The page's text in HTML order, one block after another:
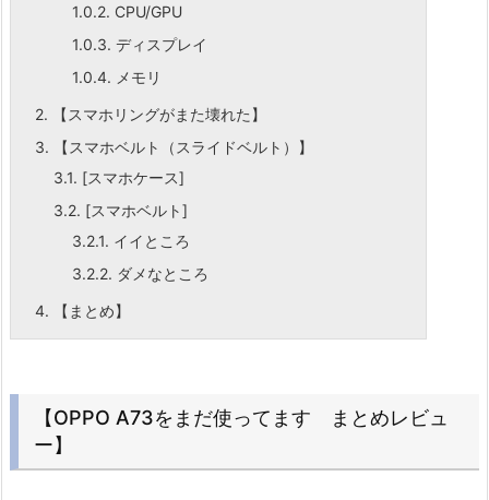
1.0.2. CPU/GPU
1.0.3. ディスプレイ
1.0.4. メモリ
2. 【スマホリングがまた壊れた】
3. 【スマホベルト（スライドベルト）】
3.1. [スマホケース]
3.2. [スマホベルト]
3.2.1. イイところ
3.2.2. ダメなところ
4. 【まとめ】
【OPPO A73をまだ使ってます まとめレビュ
ー】